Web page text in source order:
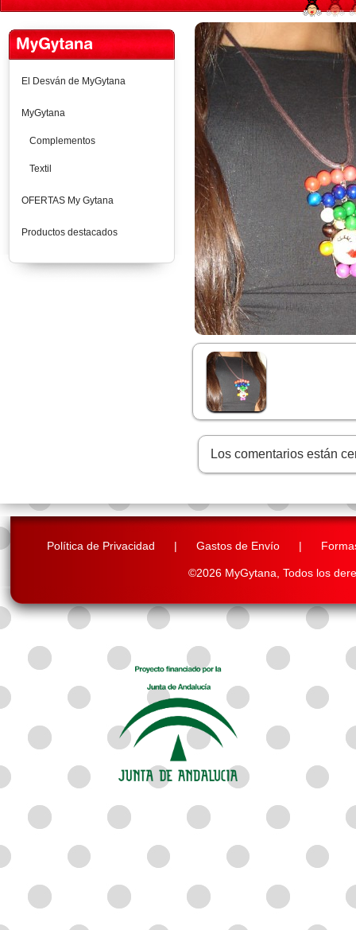
MyGytana
El Desván de MyGytana
MyGytana
Complementos
Textil
OFERTAS My Gytana
Productos destacados
Los comentarios están
Política de Privacidad | Gastos de Envío |
©2026 MyGytana, Todos los